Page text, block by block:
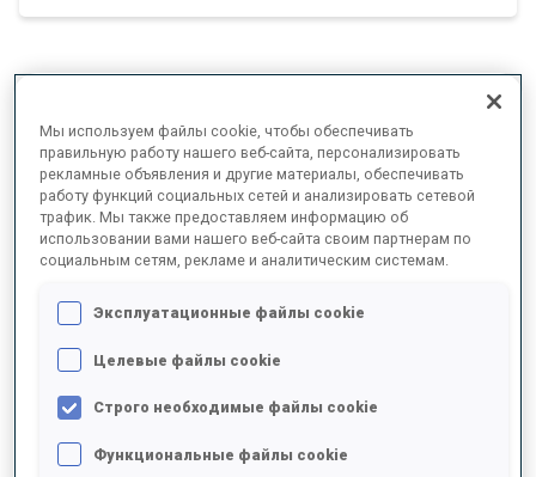
ЛЫЖНЫЙ ХОД - ОТСТАВАНИЕ ОТ ЛИДЕРА +6.7 s/km
СТРЕЛЬБА ЛЕЖА
СТРЕЛЬБА СТОЯ
РЕЗУЛЬТАТЫ - ТЕНДЕНЦИЯ
Мы используем файлы cookie, чтобы обеспечивать
правильную работу нашего веб-сайта, персонализировать
рекламные объявления и другие материалы, обеспечивать
работу функций социальных сетей и анализировать сетевой
трафик. Мы также предоставляем информацию об
использовании вами нашего веб-сайта своим партнерам по
социальным сетям, рекламе и аналитическим системам.
Эксплуатационные файлы cookie
Целевые файлы cookie
Строго необходимые файлы cookie
Функциональные файлы cookie